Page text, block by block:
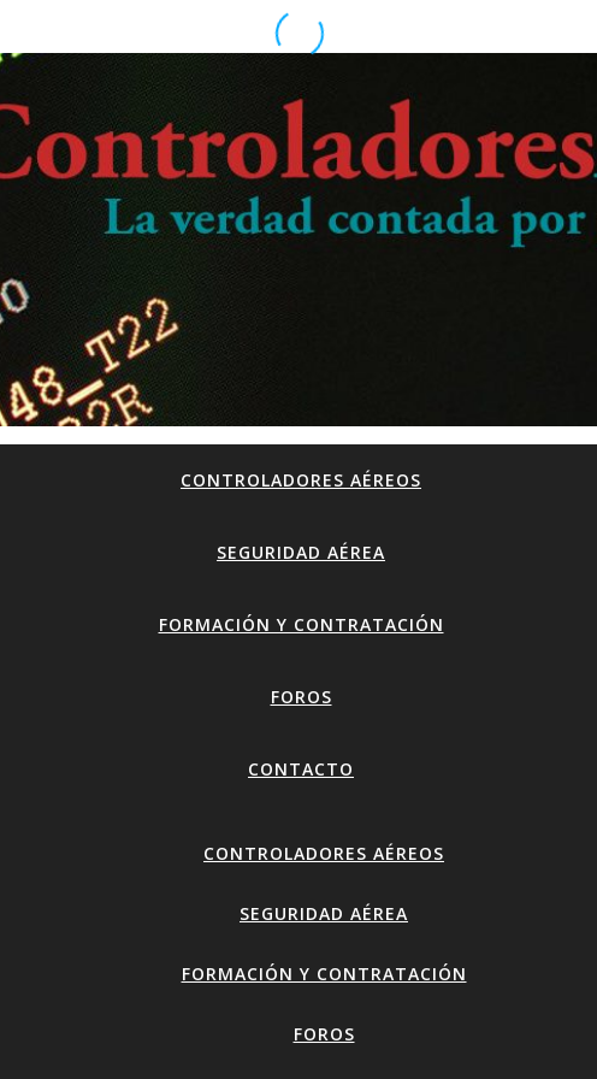
CONTROLADORES AÉREOS
SEGURIDAD AÉREA
FORMACIÓN Y CONTRATACIÓN
FOROS
CONTACTO
CONTROLADORES AÉREOS
SEGURIDAD AÉREA
FORMACIÓN Y CONTRATACIÓN
FOROS